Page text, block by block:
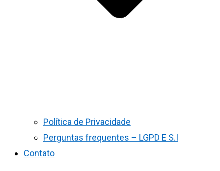
Política de Privacidade
Perguntas frequentes – LGPD E S.I
Contato